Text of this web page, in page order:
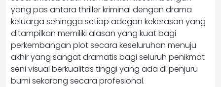
yang pas antara thriller kriminal dengan drama
keluarga sehingga setiap adegan kekerasan yang
ditampilkan memiliki alasan yang kuat bagi
perkembangan plot secara keseluruhan menuju
akhir yang sangat dramatis bagi seluruh penikmat
seni visual berkualitas tinggi yang ada di penjuru
bumi sekarang secara profesional.